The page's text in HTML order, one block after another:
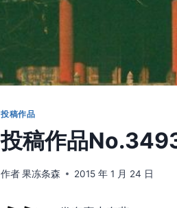
投稿作品
投稿作品
作者果冻条森 2015 年 1 月 24 日